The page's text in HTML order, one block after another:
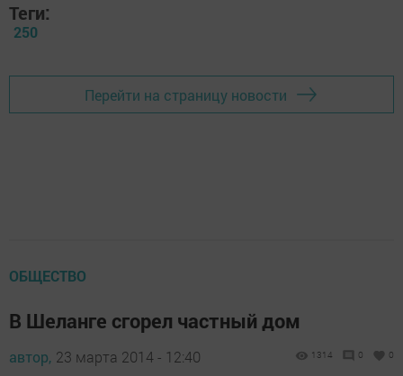
Теги:
250
Перейти на страницу новости
ОБЩЕСТВО
В Шеланге сгорел частный дом
автор, 23 марта 2014 - 12:40 1314 0 0